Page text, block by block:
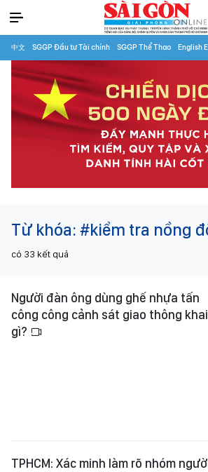
中文 SGGP Đầu tư Tài chính SGGP Thể Thao English
Từ khóa: #kiểm tra nồng
có 33 kết quả
Người đàn ông dùng ghế nhựa tấn
công công cảnh sát giao thông khai
gì?
TPHCM: Xác minh làm rõ nhóm